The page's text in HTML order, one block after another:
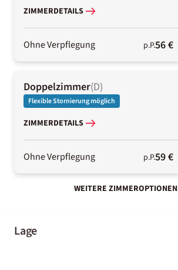
ZIMMERDETAILS
Ohne Verpflegung p.P.56 €
Doppelzimmer(D)
Flexible Stornierung möglich
ZIMMERDETAILS
Ohne Verpflegung p.P.59 €
WEITERE ZIMMEROPTIONEN
Lage